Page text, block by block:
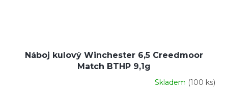
Náboj kulový Winchester 6,5 Creedmoor
Match BTHP 9,1g
Skladem (100 ks)